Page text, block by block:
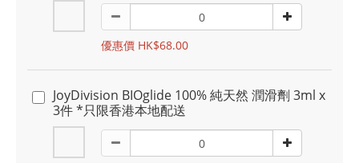
優惠價 HK$68.00
JoyDivision BIOglide 100% 純天然 潤滑劑 3ml x
3件 *只限香港本地配送